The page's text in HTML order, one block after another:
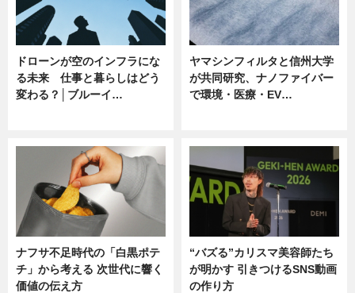
ドローンが空のインフラにな
る未来 仕事と暮らしはどう
変わる？│ブルーイ…
ヤマシンフィルタと信州大学
が共同研究、ナノファイバー
で環境・医療・EV…
ナフサ不足時代の「白黒ポテ
チ」から考える 次世代に響く
価値の伝え方
“バズる”カリスマ美容師たち
が明かす 引きつけるSNS動画
の作り方